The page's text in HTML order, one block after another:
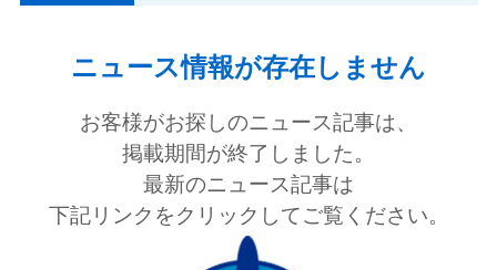
ニュース情報が存在しません
お客様がお探しのニュース記事は、
掲載期間が終了しました。
最新のニュース記事は
下記リンクをクリックしてご覧ください。